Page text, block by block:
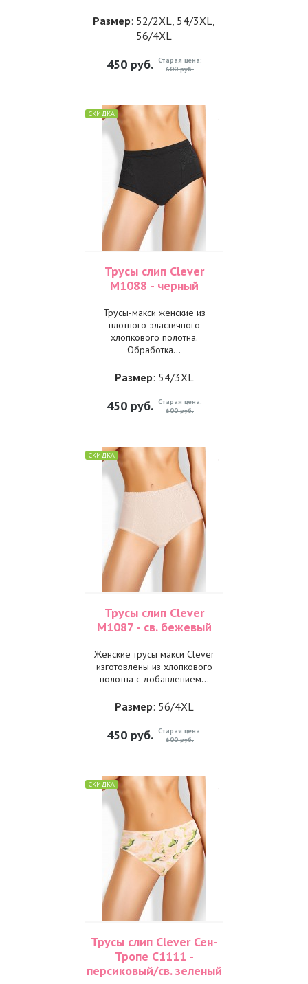
Размер: 52/2XL, 54/3XL,
56/4XL
450руб. Старая цена:
600 руб.
СКИДКА
Трусы слип Clever
M1088 - черный
Трусы-макси женские из
плотного эластичного
хлопкового полотна.
Обработка...
Размер: 54/3XL
450руб. Старая цена:
600 руб.
СКИДКА
Трусы слип Clever
M1087 - св. бежевый
Женские трусы макси Clever
изготовлены из хлопкового
полотна с добавлением...
Размер: 56/4XL
450руб. Старая цена:
600 руб.
СКИДКА
Трусы слип Clever Сен-
Тропе C1111 -
персиковый/св. зеленый